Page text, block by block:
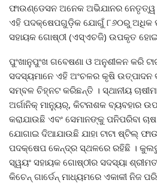
ଫାଉଣ୍ଡେସନ ଅନେକ ଅଭିଯାନର ନେତୃତ୍ୱ
ଏହି ପଦକ୍ଷେପଗୁଡ଼ିକ ଯୋଗୁଁ ୮୬୦ରୁ ଅଧିକ
ସହାୟକ ଗୋଷ୍ଠୀ (ଏସ୍‌ଏଚଜି) ଉପକୃତ
ପୁଂଖାନୁପୁଂଖ ଗବେଷଣା ଓ ଅନୁଶୀଳନ କରି
ସଦସ୍ୟମାନେ ଏହି ଅଂଚଳର କୃଷି ଉତ୍ପାଦନ
ସମ୍ବଳ ଚିହ୍ନଟ କରିଛନ୍ତି । ସ୍ଥାନୀୟ
ଅର୍ଗାନିକ୍‌ ମାନ୍ୟୁର୍‌, କିଟନାଶକ ବ୍ୟବହାର
କରାଯାଉଛି ଏବଂ ସେମାନଙ୍କୁ ପନିପରିବା
ଯୋଗାଇ ଦିଆଯାଉଛି ଯାହା ଟାଟା ଷ୍ଟିଲ୍‌
ପଦକ୍ଷେପ କେନ୍ଦ୍ର ସ୍ଥଳରେ ରହିଛି ।
ସ୍ୱୟଂ ସହାୟକ ଗୋଷ୍ଠୀର ସଦସ୍ୟା
କିଚେନ୍‌ ଗାର୍ଡେନ୍‌ ମାଧ୍ୟମରେ ଏକାକୀ ନିଜ